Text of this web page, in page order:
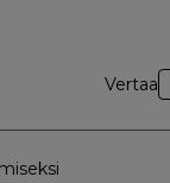
Vertaa